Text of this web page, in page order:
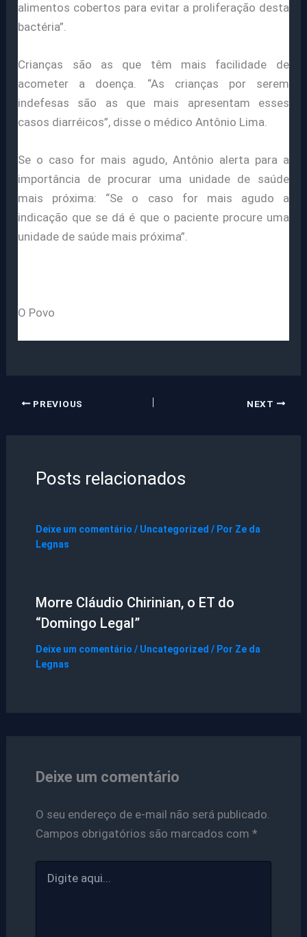
alimentos cobertos para evitar a proliferação desta
bactéria”.
Crianças são as que têm mais facilidade de
acometer a doença. “As crianças por serem
indefesas são as que mais apresentam esses
casos diarréicos”, disse o médico Antônio Lima.
Se o caso for mais agudo, Antônio alerta para a
importância de procurar uma unidade de saúde
mais próxima: “Se o caso for mais agudo a
indicação que se dá é que o paciente procure uma
unidade de saúde mais próxima”.
O Povo
PREVIOUS NEXT
Posts relacionados
Deixe um comentário / Uncategorized / Por Ze da
Legnas
Morre Cláudio Chirinian, o ET do
“Domingo Legal”
Deixe um comentário / Uncategorized / Por Ze da
Legnas
Deixe um comentário
O seu endereço de e-mail não será publicado.
Campos obrigatórios são marcados com *
aqui...